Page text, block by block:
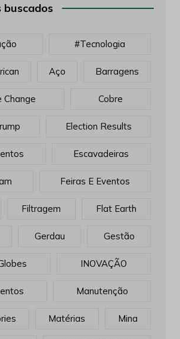
buscados
#tecnologia
Aço Barragens
Change Cobre
Election Results
Escavadeiras
Feiras E Eventos
Filtragem Flat Earth
Gerdau Gestão
INOVAÇÃO
Manutenção
Matérias Mina